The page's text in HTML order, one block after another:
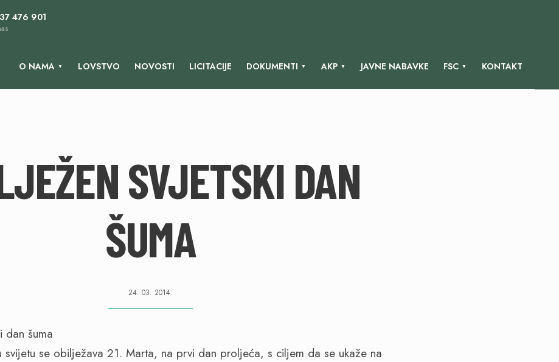
476 901
O NAMA LOVSTVO NOVOSTI LICITACIJE DOKUMENTI AKP JAVNE NABAVKE FSC KONTAKT
SVJETSKI DAN
ŠUMA
24. 03. 2014.
svijetu se obilježava 21. Marta, na prvi dan proljeća, s ciljem da se ukaže na